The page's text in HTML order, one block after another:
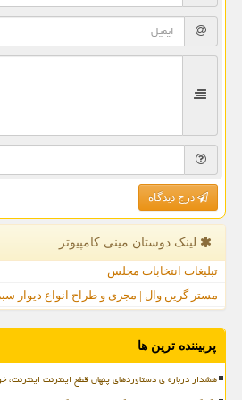
درج دیدگاه
لینک دوستان مینی كامپیوتر
تبلیغات انتخابات مجلس
مستر گرین وال | مجری و طراح انواع دیوار سبز
پربیننده ترین ها
هشدار درباره ی دستاوردهای پنهان قطع اینترنت